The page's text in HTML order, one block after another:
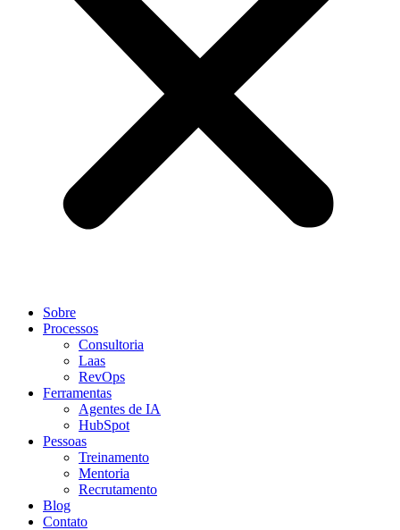
Sobre
Processos
Consultoria
Laas
RevOps
Ferramentas
Agentes de IA
HubSpot
Pessoas
Treinamento
Mentoria
Recrutamento
Blog
Contato